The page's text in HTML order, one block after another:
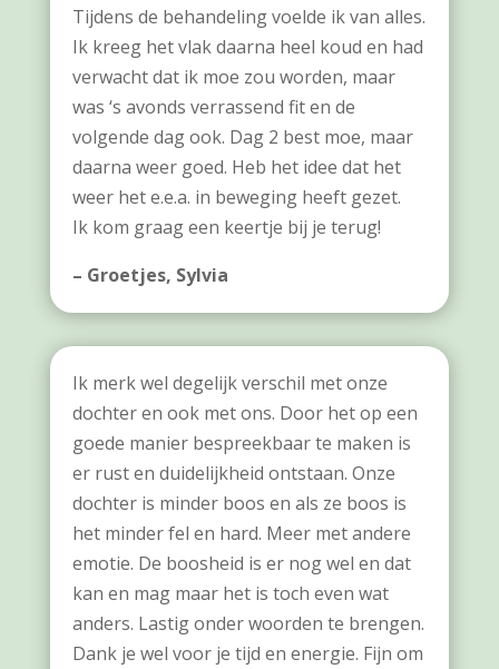
Tijdens de behandeling voelde ik van alles.
Ik kreeg het vlak daarna heel koud en had
verwacht dat ik moe zou worden, maar
was ‘s avonds verrassend fit en de
volgende dag ook. Dag 2 best moe, maar
daarna weer goed. Heb het idee dat het
weer het e.e.a. in beweging heeft gezet.
Ik kom graag een keertje bij je terug!
– Groetjes, Sylvia
Ik merk wel degelijk verschil met onze
dochter en ook met ons. Door het op een
goede manier bespreekbaar te maken is
er rust en duidelijkheid ontstaan. Onze
dochter is minder boos en als ze boos is
het minder fel en hard. Meer met andere
emotie. De boosheid is er nog wel en dat
kan en mag maar het is toch even wat
anders. Lastig onder woorden te brengen.
Dank je wel voor je tijd en energie. Fijn om